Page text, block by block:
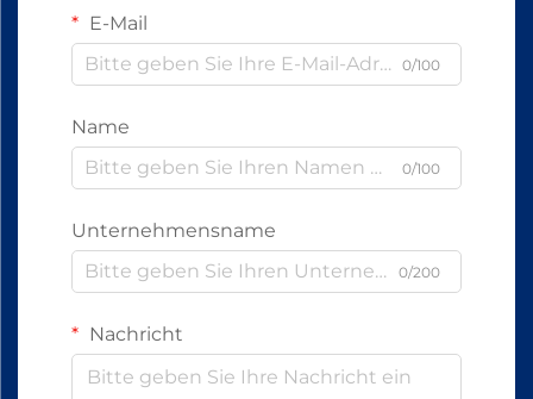
E-Mail
0/100
Name
0/100
Unternehmensname
0/200
Nachricht